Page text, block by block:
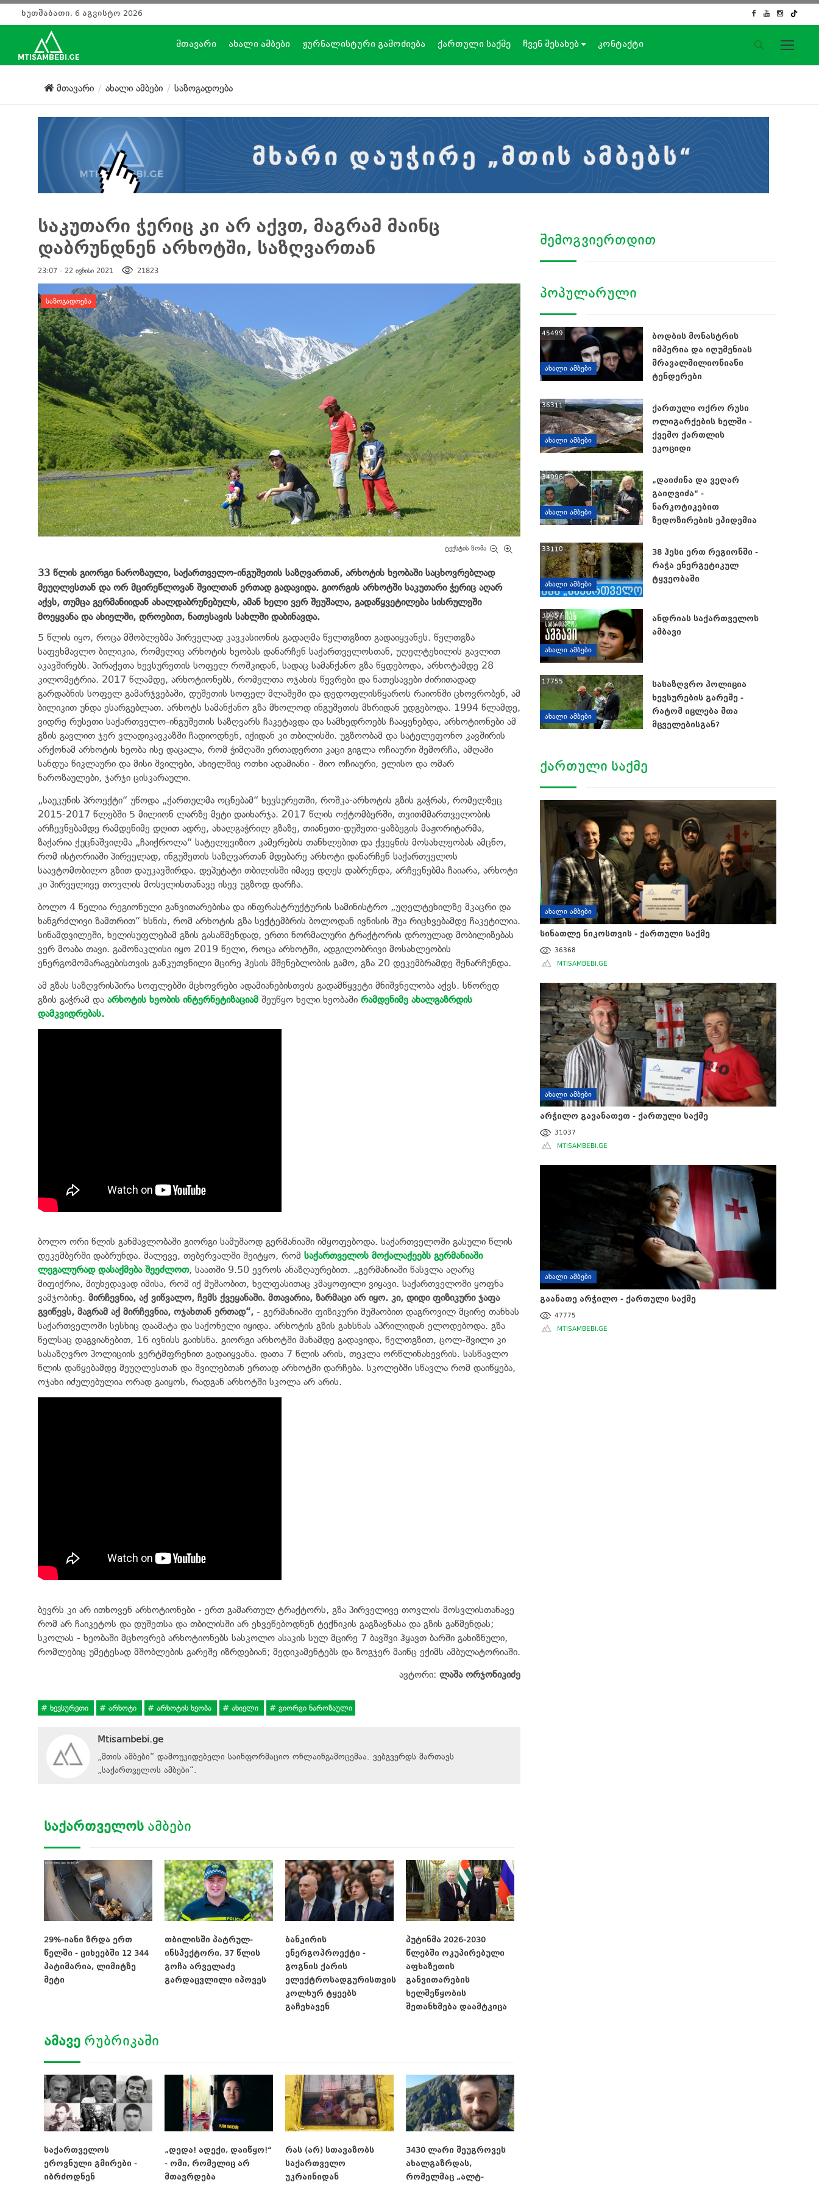
საიტის მენიუ
ჟურნალისტური გამოძიება
ქართული საქმე
ჩვენ შესახებ
კონტაქტი
ხუთშაბათი, 6 აგვისტო 2026
მთავარი ახალი ამბები ჟურნალისტური გამოძიება ქართული საქმე ჩვენ შესახებ კონტაქტი
მთავარი ახალი ამბები საზოგადოება
საკუთარი ჭერიც კი არ აქვთ, მაგრამ მაინც
დაბრუნდნენ არხოტში, საზღვართან
23:07 - 22 ივნისი 2021 21823
ᲡᲐᲖᲝᲒᲐᲓᲝᲔᲑᲐ
ტექსტის ზომა
33 წლის გიორგი ნაროზაული, საქართველო-ინგუშეთის საზღვართან, არხოტის ხეობაში საცხოვრებლად
მეუღლესთან და ორ მცირეწლოვან შვილთან ერთად გადავიდა. გიორგის არხოტში საკუთარი ჭერიც აღარ
აქვს, თუმცა გერმანიიდან ახალდაბრუნებულს, ამან ხელი ვერ შეუშალა, გადაწყვეტილება სისრულეში
მოეყვანა და ახიელში, დროებით, ნათესავის სახლში დაბინავდა.
5 წლის იყო, როცა მშობლებმა პირველად კავკასიონის გადაღმა წელთგზით გადაიყვანეს. წელთგზა
საფეხმავლო ბილიკია, რომელიც არხოტის ხეობას დანარჩენ საქართველოსთან, უღელტეხილის გავლით
აკავშირებს. პირაქეთა ხევსურეთის სოფელ როშკიდან, სადაც სამანქანო გზა წყდებოდა, არხოტამდე 28
კილომეტრია. 2017 წლამდე, არხოტიონებს, რომელთა ოჯახის წევრები და ნათესავები ძირითადად
გარდაბნის სოფელ გამარჯვებაში, დუშეთის სოფელ მლაშეში და დედოფლისწყაროს რაიონში ცხოვრობენ, ამ
ბილიკით უნდა ესარგებლათ. არხოტს სამანქანო გზა მხოლოდ ინგუშეთის მხრიდან უდგებოდა. 1994 წლამდე,
ვიდრე რუსეთი საქართველო-ინგუშეთის საზღვარს ჩაკეტავდა და სამხედროებს ჩააყენებდა, არხოტიონები ამ
გზის გავლით ჯერ ვლადიკავკაზში ჩადიოდნენ, იქიდან კი თბილისში. უგზოობამ და სატელეფონო კავშირის
არქონამ არხოტის ხეობა ისე დაცალა, რომ ჭიმღაში ერთადერთი კაცი გიგლა ოჩიაური შემორჩა, ამღაში
სანდუა წიკლაური და მისი შვილები, ახიელშიც ოთხი ადამიანი - შიო ოჩიაური, ელისო და ომარ
ნაროზაულები, ჯარჯი ცისკარაული.
„საუკუნის პროექტი“ უწოდა „ქართულმა ოცნებამ“ ხევსურეთში, როშკა-არხოტის გზის გაჭრას, რომელზეც
2015-2017 წლებში 5 მილიონ ლარზე მეტი დაიხარჯა. 2017 წლის ოქტომბერში, თვითმმართველობის
არჩევნებამდე რამდენიმე დღით ადრე, ახალგაჭრილ გზაზე, თიანეთი-დუშეთი-ყაზბეგის მაჟორიტარმა,
ზაქარია ქუცნაშვილმა „ჩაიქროლა“ სატელევიზიო კამერების თანხლებით და ქვეყნის მოსახლეობას ამცნო,
რომ ისტორიაში პირველად, ინგუშეთის საზღვართან მდებარე არხოტი დანარჩენ საქართველოს
საავტომობილო გზით დაუკავშირდა. დეპუტატი თბილისში იმავე დღეს დაბრუნდა, არჩევნებმა ჩაიარა, არხოტი
კი პირველივე თოვლის მოსვლისთანავე ისევ უგზოდ დარჩა.
ბოლო 4 წელია რეგიონული განვითარებისა და ინფრასტრუქტურის სამინისტრო „უღელტეხილზე მკაცრი და
ხანგრძლივი ზამთრით“ ხსნის, რომ არხოტის გზა სექტემბრის ბოლოდან ივნისის შუა რიცხვებამდე ჩაკეტილია.
სინამდვილეში, ხელისუფლებამ გზის გასაწმენდად, ერთი ნორმალური ტრაქტორის დროულად მობილიზებას
ვერ მოაბა თავი. გამონაკლისი იყო 2019 წელი, როცა არხოტში, ადგილობრივი მოსახლეობის
ენერგომომარაგებისთვის განკუთვნილი მცირე ჰესის მშენებლობის გამო, გზა 20 დეკემბრამდე შენარჩუნდა.
ამ გზას საზღვრისპირა სოფლებში მცხოვრები ადამიანებისთვის გადამწყვეტი მნიშვნელობა აქვს. სწორედ
გზის გაჭრამ და არხოტის ხეობის ინტერნეტიზაციამ შეუწყო ხელი ხეობაში რამდენიმე ახალგაზრდის
დამკვიდრებას.
ბოლო ორი წლის განმავლობაში გიორგი სამუშაოდ გერმანიაში იმყოფებოდა. საქართველოში გასული წლის
დეკემბერში დაბრუნდა. მალევე, თებერვალში შეიტყო, რომ საქართველოს მოქალაქეებს გერმანიაში
ლეგალურად დასაქმება შეეძლოთ, საათში 9.50 ევროს ანაზღაურებით. „გერმანიაში წასვლა აღარც
მიფიქრია, მიუხედავად იმისა, რომ იქ მუშაობით, ხელფასითაც კმაყოფილი ვიყავი. საქართველოში ყოფნა
ვამჯობინე. მირჩევნია, აქ ვიწვალო, ჩემს ქვეყანაში. მთავარია, ზარმაცი არ იყო. კი, დიდი ფიზიკური ჯაფა
გვიწევს, მაგრამ აქ მირჩევნია, ოჯახთან ერთად“, - გერმანიაში ფიზიკური მუშაობით დაგროვილ მცირე თანხას
საქართველოში სესხიც დაამატა და საქონელი იყიდა. არხოტის გზის გახსნას აპრილიდან ელოდებოდა. გზა
წელსაც დაგვიანებით, 16 ივნისს გაიხსნა. გიორგი არხოტში მანამდე გადავიდა, წელთგზით, ცოლ-შვილი კი
სასაზღვრო პოლიციის ვერტმფრენით გადაიყვანა. დათა 7 წლის არის, თეკლა ორწლინახევრის. სასწავლო
წლის დაწყებამდე მეუღლესთან და შვილებთან ერთად არხოტში დარჩება. სკოლებში სწავლა რომ დაიწყება,
ოჯახი იძულებულია ორად გაიყოს, რადგან არხოტში სკოლა არ არის.
ბევრს კი არ ითხოვენ არხოტიონები - ერთ გამართულ ტრაქტორს, გზა პირველივე თოვლის მოსვლისთანავე
რომ არ ჩაიკეტოს და დუშეთსა და თბილისში არ ეხვეწებოდნენ ტექნიკის გაგზავნასა და გზის გაწმენდას;
სკოლას - ხეობაში მცხოვრებ არხოტიონებს სასკოლო ასაკის სულ მცირე 7 ბავშვი ჰყავთ ბარში გახიზნული,
რომლებიც უმეტესად მშობლების გარეშე იზრდებიან; მედიკამენტებს და ზოგჯერ მაინც ექიმს ამბულატორიაში.
ავტორი: ლაშა ორჯონიკიძე
ხევსურეთი არხოტი არხოტის ხეობა ახიელი გიორგი ნაროზაული
Mtisambebi.ge
„მთის ამბები“ დამოუკიდებელი საინფორმაციო ონლაინგამოცემაა. ვებგვერდს მართავს
„საქართველოს ამბები“.
ᲡᲐᲥᲐᲠᲗᲕᲔᲚᲝᲡ ᲐᲛᲑᲔᲑᲘ
29%-იანი ზრდა ერთ
წელში - ციხეებში 12 344
პატიმარია, ლიმიტზე
მეტი
თბილისში პატრულ-
ინსპექტორი, 37 წლის
გოჩა არველაძე
გარდაცვლილი იპოვეს
ბანკირის
ენერგოპროექტი -
გოგნის ქარის
ელექტროსადგურისთვის
კოლხურ ტყეებს
გაჩეხავენ
პუტინმა 2026-2030
წლებში ოკუპირებული
აფხაზეთის
განვითარების
ხელშეწყობის
შეთანხმება დაამტკიცა
ᲐᲛᲐᲕᲔ ᲠᲣᲑᲠᲘᲙᲐᲨᲘ
საქართველოს
ეროვნული გმირები -
იბრძოდნენ
„დედა! ადექი, დაიწყო!“
- ომი, რომელიც არ
მთავრდება
რას (არ) სთავაზობს
საქართველო
უკრაინიდან
3430 ლარი შეუგროვეს
ახალგაზრდას,
რომელმაც „ალტ-
ᲨᲔᲛᲝᲒᲕᲘᲔᲠᲗᲓᲘᲗ
ᲞᲝᲞᲣᲚᲐᲠᲣᲚᲘ
ᲐᲮᲐᲚᲘ ᲐᲛᲑᲔᲑᲘ
45499
ბოდბის მონასტრის
იმპერია და იღუმენიას
მრავალმილიონიანი
ტენდერები
ᲐᲮᲐᲚᲘ ᲐᲛᲑᲔᲑᲘ
36311
ქართული ოქრო რუსი
ოლიგარქების ხელში -
ქვემო ქართლის
ეკოციდი
ᲐᲮᲐᲚᲘ ᲐᲛᲑᲔᲑᲘ
34996
„დაიძინა და ვეღარ
გაიღვიძა“ -
ნარკოტიკებით
ზედოზირების ეპიდემია
ᲐᲮᲐᲚᲘ ᲐᲛᲑᲔᲑᲘ
33110
38 ჰესი ერთ რეგიონში -
რაჭა ენერგეტიკულ
ტყვეობაში
ᲐᲮᲐᲚᲘ ᲐᲛᲑᲔᲑᲘ
30457
ანდრიას საქართველოს
ამბავი
ᲐᲮᲐᲚᲘ ᲐᲛᲑᲔᲑᲘ
17755
სასაზღვრო პოლიცია
ხევსურების გარეშე -
რატომ იცლება მთა
მცველებისგან?
ᲥᲐᲠᲗᲣᲚᲘ ᲡᲐᲥᲛᲔ
ᲐᲮᲐᲚᲘ ᲐᲛᲑᲔᲑᲘ
სინათლე ნიკოსთვის - ქართული საქმე
36368
MTISAMBEBI.GE
ᲐᲮᲐᲚᲘ ᲐᲛᲑᲔᲑᲘ
არჭილო გავანათეთ - ქართული საქმე
31037
MTISAMBEBI.GE
ᲐᲮᲐᲚᲘ ᲐᲛᲑᲔᲑᲘ
გაანათე არჭილო - ქართული საქმე
47775
MTISAMBEBI.GE